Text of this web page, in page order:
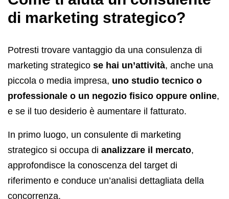
di marketing strategico?
Potresti trovare vantaggio da una consulenza di
marketing strategico se hai un’attività, anche una
piccola o media impresa, uno studio tecnico o
professionale o un negozio fisico oppure online,
e se il tuo desiderio è aumentare il fatturato.
In primo luogo, un consulente di marketing
strategico si occupa di analizzare il mercato,
approfondisce la conoscenza del target di
riferimento e conduce un’analisi dettagliata della
concorrenza.